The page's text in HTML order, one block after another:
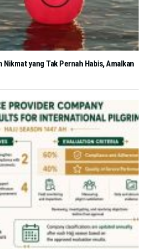
Nikmat yang Tak Pernah Habis, Amalkan